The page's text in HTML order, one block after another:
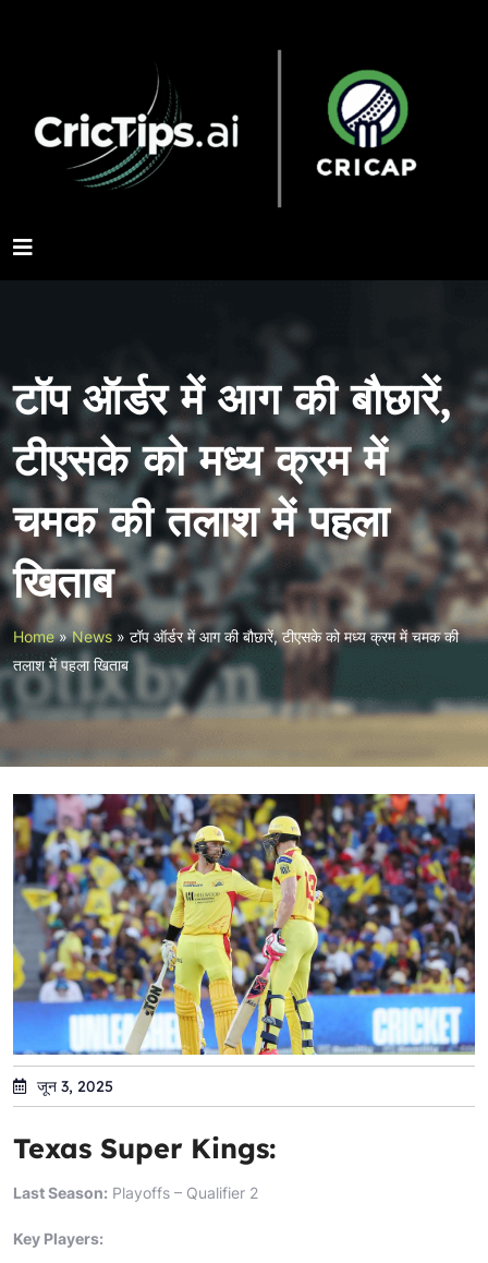
टॉप ऑर्डर में आग की बौछारें,
टीएसके को मध्य क्रम में
चमक की तलाश में पहला
खिताब
Home»News » टॉप ऑर्डर में आग की बौछारें, टीएसके को मध्य क्रम में चमक की
तलाश में पहला खिताब
जून 3, 2025
Texas Super Kings:
Last Season: Playoffs – Qualifier 2
Key Players: